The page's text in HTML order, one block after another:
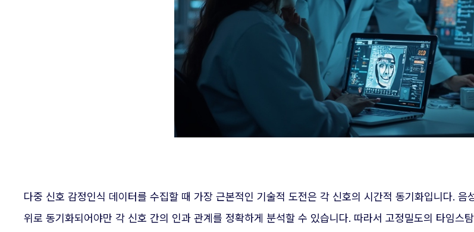
다중 신호 감정인식 데이터를 수집할 때 가장 근본적인 기술적 도전은 각 신호의 시간적 동기화입니다.
위로 동기화되어야만 각 신호 간의 인과 관계를 정확하게 분석할 수 있습니다. 따라서 고정밀도의 타임스